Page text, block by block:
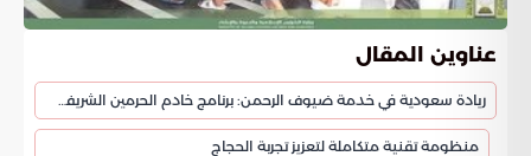
عناوين المقال
ريادة سعودية في خدمة ضيوف الرحمن: برنامج خادم الحرمين الشريفين للحج والعمرة
منظومة تقنية متكاملة لتعزيز تجربة الحجاج